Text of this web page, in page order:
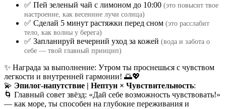
✅ Пей зеленый чай с лимоном до 10:00 (это повысит твое
настроение, как весенние лучи солнца)
✅ Сделай 5 минут растяжки перед сном (это расслабит
тело, как волны у берега)
✅ Запланируй вечерний уход за кожей (вода и забота о
себе — твой главный принцип)
✨ Награда за выполнение: Утром ты проснешься с чувством
легкости и внутренней гармонии! 🌅💖
💫 Эпилог-напутствие | Нептун × Чувствительность:
🌀 Главный совет звёзд: «Дай себе возможность чувствовать!»
— как море, ты способен на глубокие переживания и